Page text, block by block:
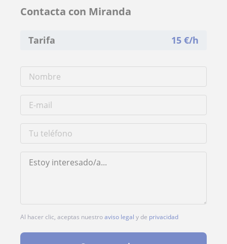
Contacta con Miranda
Tarifa 15 €/h
Al hacer clic, aceptas nuestroaviso legal y de privacidad